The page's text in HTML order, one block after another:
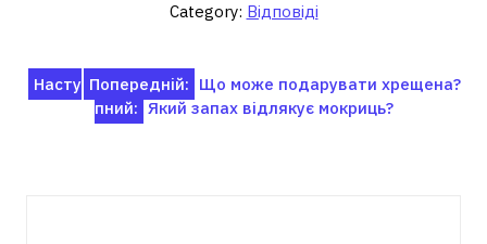
Category: Відповіді
Навігація
записів
Попередній: Що може подарувати хрещена?
Насту
пний: Який запах відлякує мокриць?